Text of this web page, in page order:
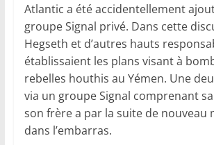
Atlantic a été accidentellement
groupe Signal privé. Dans cette
Hegseth et d’autres hauts
établissaient les plans visant à
rebelles houthis au Yémen. Une
via un groupe Signal comprenant
son frère a par la suite de nouveau
dans l’embarras.